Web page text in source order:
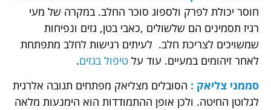
חוסר יכולת לפרק ולספוג סוכר החלב. במקרה של מעי
רגיז תסמינים הם שלשולים ,כאבי בטן, גזים ונפיחות
שמשויכים לצריכת חלב. לעיתים רגישות לחלב מתפתחת
לאחר זיהומים במעיים. עוד על טיפול בגזים.
סממני צליאק : הסובלים מצליאק מפתחים תגובה אלרגית
לגלוטן החיטה. ולכן אופן ההתמודדות הוא הימנעות מלאה